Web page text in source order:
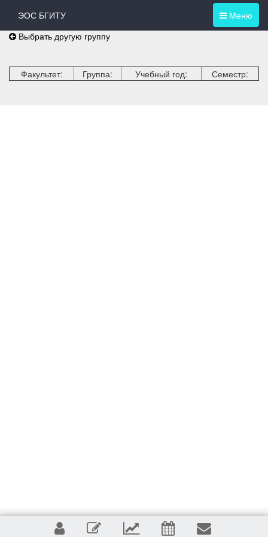
Меню
ЭОС БГИТУ
Выбрать другую группу
Факультет: Группа: Учебный год: Семестр: